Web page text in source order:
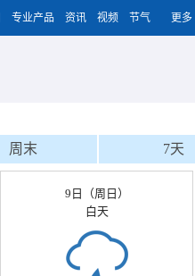
专业产品 资讯 视频 节气 更多
周末 7天
9日（周日）
白天